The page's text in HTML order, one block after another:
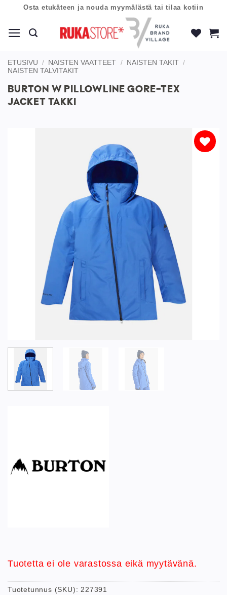
content
Osta etukäteen ja nouda myymälästä tai tilaa kotiin
ETUSIVU / NAISTEN VAATTEET / NAISTEN TAKIT /
NAISTEN TALVITAKIT
BURTON W PILLOWLINE GORE-TEX
JACKET TAKKI
Tuotetta ei ole varastossa eikä myytävänä.
Tuotetunnus (SKU):227391